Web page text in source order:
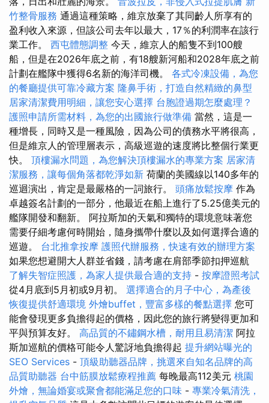
竹整骨服務 通過這種策略，維京放棄了其同齡人所享有的
盈利收入來源，但該公司去年以最大，17％的利潤率在該行
業工作。 西屯體態調整 今天，維京人的船隻不到100艘
船，但是在2026年底之前，有18艘新河船和2028年底之前
計劃在艦隊中獲得6名新的海洋司機。 各式冷凍設備，為您
的餐廳提供可靠冷藏方案 隆鼻手術，打造自然精緻的鼻型
居家清潔費用明細，讓您安心選擇 台胞證過期怎麼處理？
護照申請所需材料，為您的出國旅行做準備 當然，這是一
種增長，同時又是一種風險，因為公司的債務水平將很高，
但是維京人的管理層表示，高級巡遊的速度將比整個行業更
快。 頂樓漏水問題，為您解決頂樓漏水的專業方案 居家清
潔服務，讓每個角落都乾淨如新 荷蘭的美國線以140多年的
巡迴演出，肯定是最嚴格的一詞旅行。 頭痛放鬆按摩 作為
卓越簽名計劃的一部分，他最近在船上進行了5.25億美元的
艦隊開發和翻新。 阿拉斯加的天氣和獨特的環境意味著您
需要仔細考慮何時開始，隨身攜帶什麼以及如何選擇合適的
巡遊。 台北推拿按摩 護照代辦服務，快速有效的辦理方案
如果您想避開大人群並省錢，請考慮在肩部季節扣押巡航
了解失智症照護，為家人提供最合適的支持 - 按摩證照考試
從4月底到5月初或9月初。 選擇適合的月子中心，為產後
恢復提供舒適環境 外燴buffet，豐富多樣的餐點選擇 您可
能會發現更多負擔得起的價格，因此您的旅行將變得更加和
平與預算友好。 高品質的不鏽鋼水槽，耐用且易清潔 阿拉
斯加巡航的價格可能令人驚訝地負擔得起 提升網站曝光的
SEO Services - 頂級助聽器品牌，挑選來自知名品牌的高
品質助聽器 台中筋膜放鬆療程推薦 每晚最高112美元 桃園
外燴，無論婚宴或聚會都能滿足您的口味 - 專業冷氣清洗，